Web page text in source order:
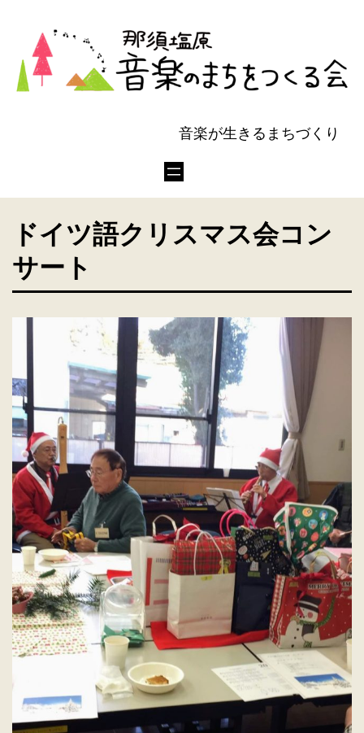
音楽が生きるまちづくり
ドイツ語クリスマス会コン
サート